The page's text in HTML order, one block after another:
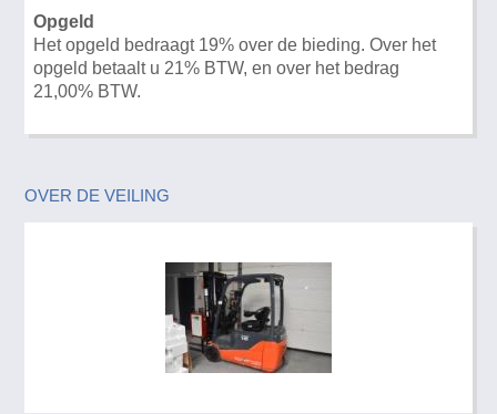
Opgeld
Het opgeld bedraagt 19% over de bieding. Over het
opgeld betaalt u 21% BTW, en over het bedrag
21,00% BTW.
OVER DE VEILING